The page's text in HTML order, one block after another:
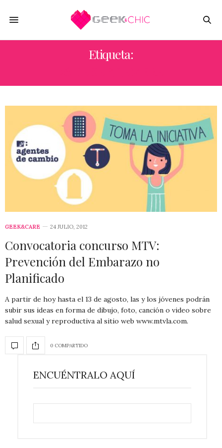
Etiqueta:
GEEK&CARE 24 JULIO, 2012
Convocatoria concurso MTV:
Prevención del Embarazo no
Planificado
A partir de hoy hasta el 13 de agosto, las y los jóvenes podrán
subir sus ideas en forma de dibujo, foto, canción o video sobre
salud sexual y reproductiva al sitio web www.mtvla.com.
0 COMPARTIDO
ENCUÉNTRALO AQUÍ